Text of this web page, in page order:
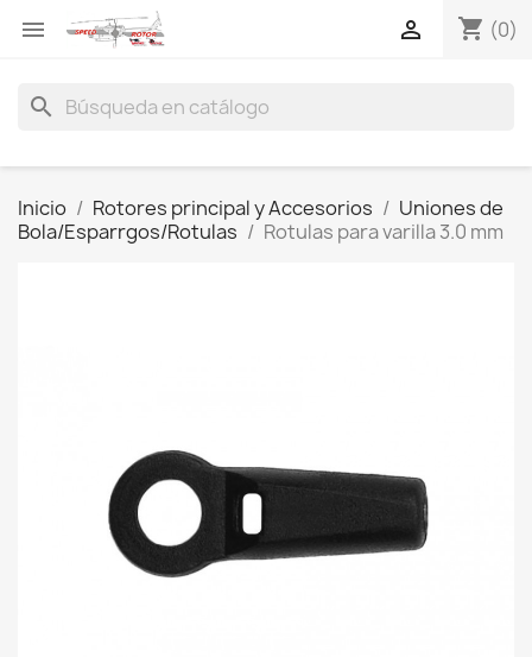
 shopping_cart (0)

search
Inicio Rotores principal y Accesorios
Uniones de
Bola/Esparrgos/Rotulas
Rotulas para varilla 3.0 mm